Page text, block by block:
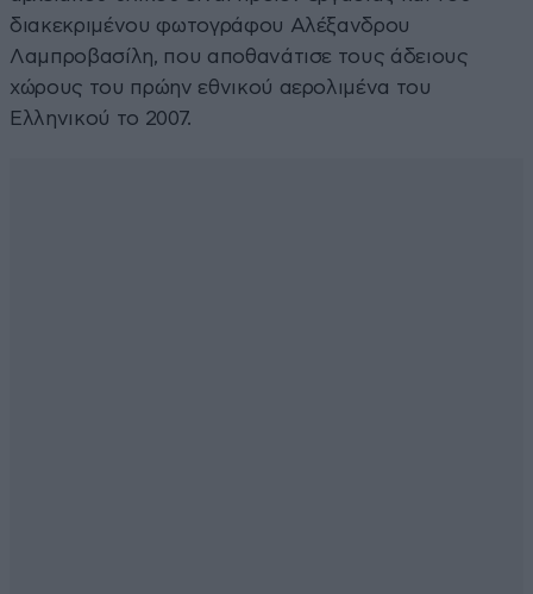
διακεκριμένου φωτογράφου Αλέξανδρου
Λαμπροβασίλη, που αποθανάτισε τους άδειους
χώρους του πρώην εθνικού αερολιμένα του
Ελληνικού το 2007.